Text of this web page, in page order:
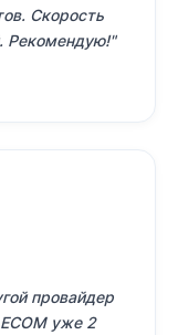
Скорость
Рекомендую!"
провайдер
уже 2